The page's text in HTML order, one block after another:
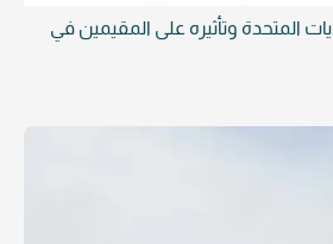
المتحدة وتأثيره على المقيمين في